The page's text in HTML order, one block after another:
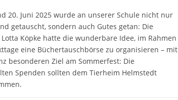
20. Juni 2025 wurde an unserer Schule nicht nur
getauscht, sondern auch Gutes getan: Die
Köpke hatte die wunderbare Idee, im Rahmen
eine Büchertauschbörse zu organisieren – mit
besonderen Ziel am Sommerfest: Die
Spenden sollten dem Tierheim Helmstedt